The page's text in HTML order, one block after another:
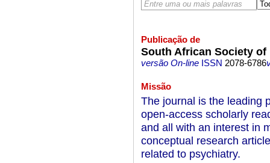
Publicação de
South African Society
versão On-lineISSN 2078-6786
Missão
The journal is the leading
open-access scholarly
and all with an interest in
conceptual research
related to psychiatry.